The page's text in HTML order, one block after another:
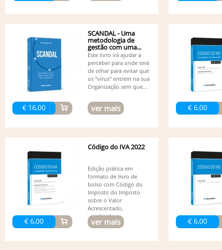
€ 16,00
SCANDAL - Uma
metodologia de
gestão com uma...
Este livro irá ajudar a
perceber para onde terá
de olhar para evitar que
os “vírus” entrem na sua
Organização sem que...
ver mais € 6,00
€ 6,00
Código do IVA 2022
Edição prática em
formato de livro de
bolso com Código do
Imposto do Imposto
sobre o Valor
Acrescentado,
atualizado...
ver mais € 6,00